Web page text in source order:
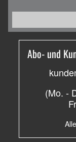
Abo- und
(Mo. -